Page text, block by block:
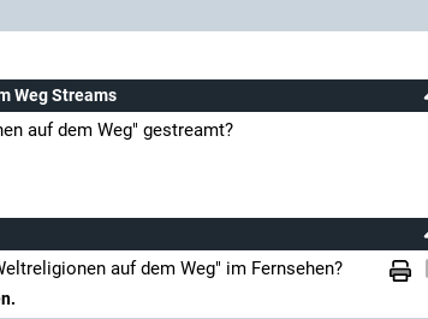
Weg Streams
auf dem Weg" gestreamt?
auf dem Weg" im Fernsehen?